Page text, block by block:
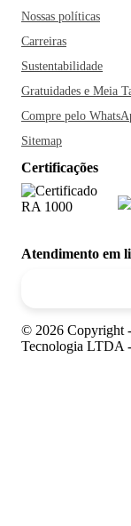
Nossas políticas
Carreiras
Sustentabilidade
Gratuidades e Meia
Compre pelo
Sitemap
Certificações
Atendimento em
© 2026 Copyright -
Tecnologia LTDA